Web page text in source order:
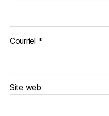
Courriel *
Site web